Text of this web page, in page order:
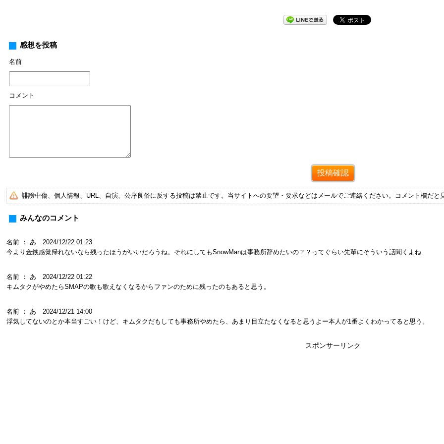
感想を投稿
名前
コメント
誹謗中傷、個人情報、URL、自演、公序良俗に反する投稿は禁止です。当サイトへの要望・要求などはメールでご連絡ください。コメント欄だと
みんなのコメント
名前 ： あ 2024/12/22 01:23
今より金銭感覚帰れないなら残ったほうがいいだろうね。それにしてもSnowManは事務所辞めたいの？？ってぐらい先輩にそういう話聞くよね
名前 ： あ 2024/12/22 01:22
キムタクがやめたらSMAPの歌も歌えなくなるからファンのために残ったのもあると思う。
名前 ： あ 2024/12/21 14:00
浮気してないのとか本当すごい！けど、キムタクだもしても事務所やめたら、あまり目立たなくなると思うよー本人が1番よくわかってると思う。
スポンサーリンク